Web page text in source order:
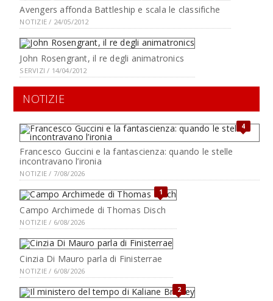
Avengers affonda Battleship e scala le classifiche
NOTIZIE / 24/05/2012
John Rosengrant, il re degli animatronics
SERVIZI / 14/04/2012
NOTIZIE
4
Francesco Guccini e la fantascienza: quando le stelle
incontravano l’ironia
NOTIZIE / 7/08/2026
1
Campo Archimede di Thomas Disch
NOTIZIE / 6/08/2026
Cinzia Di Mauro parla di Finisterrae
NOTIZIE / 6/08/2026
2